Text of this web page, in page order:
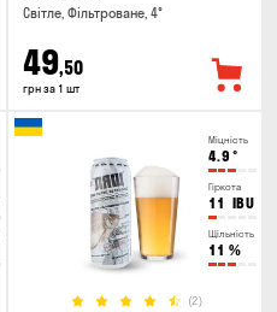
Світле, Фільтроване, 4°
49,50
грн за 1 шт
Міцність
4.9 °
Гіркота
11 IBU
Щільність
11 %
(2)